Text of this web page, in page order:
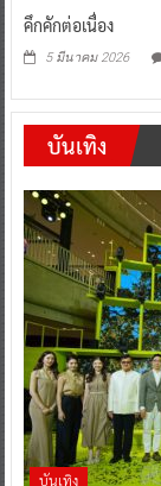
คึกคักต่อเนื่อง
5 มีนาคม 2026
บันเทิง
บันเทิง